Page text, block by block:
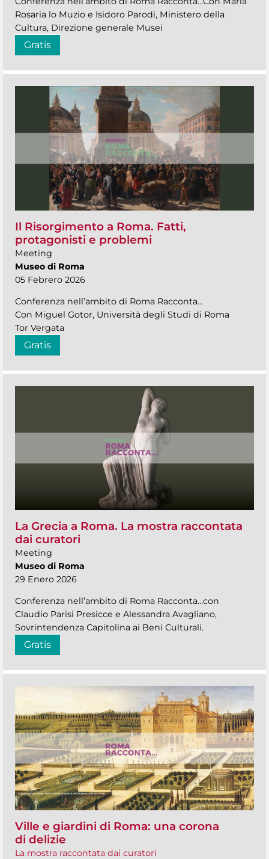
Rosaria lo Muzio e Isidoro Parodi, Ministero della
Cultura, Direzione generale Musei
Gratis
Il Risorgimento a Roma. Fatti,
protagonisti e problemi
Meeting
Museo di Roma
05 Febrero 2026
Conferenza nell’ambito di Roma Racconta…
Con Miguel Gotor, Università degli Studi di Roma
Tor Vergata
Gratis
La Grecia a Roma. La mostra raccontata
dai curatori
Meeting
Museo di Roma
29 Enero 2026
Conferenza nell’ambito di Roma Racconta…con
Claudio Parisi Presicce e Alessandra Avagliano,
Sovrintendenza Capitolina ai Beni Culturali.
Gratis
Ville e giardini di Roma: una corona
di delizie
La mostra raccontata dai curatori